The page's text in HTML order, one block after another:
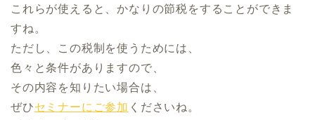
これらが使えると、かなりの節税をすることができま
すね。
ただし、この税制を使うためには、
色々と条件がありますので、
その内容を知りたい場合は、
ぜひセミナーにご参加 くださいね。